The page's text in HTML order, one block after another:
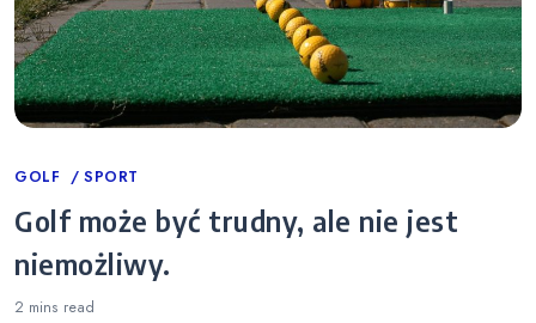
Categories
GOLF SPORT
Golf może być trudny, ale nie jest
niemożliwy.
2 mins read